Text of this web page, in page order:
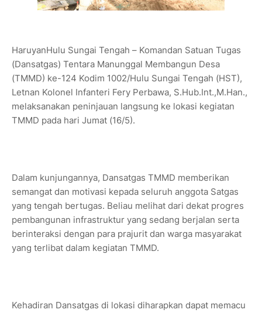
HaruyanHulu Sungai Tengah – Komandan Satuan Tugas
(Dansatgas) Tentara Manunggal Membangun Desa
(TMMD) ke-124 Kodim 1002/Hulu Sungai Tengah (HST),
Letnan Kolonel Infanteri Fery Perbawa, S.Hub.Int.,M.Han.,
melaksanakan peninjauan langsung ke lokasi kegiatan
TMMD pada hari Jumat (16/5).
Dalam kunjungannya, Dansatgas TMMD memberikan
semangat dan motivasi kepada seluruh anggota Satgas
yang tengah bertugas. Beliau melihat dari dekat progres
pembangunan infrastruktur yang sedang berjalan serta
berinteraksi dengan para prajurit dan warga masyarakat
yang terlibat dalam kegiatan TMMD.
Kehadiran Dansatgas di lokasi diharapkan dapat memacu